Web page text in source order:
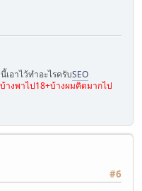
เอาไว้ทำอะไรครับSEO
บ้างพาไป18+บ้างผมคิดมากไป
#6